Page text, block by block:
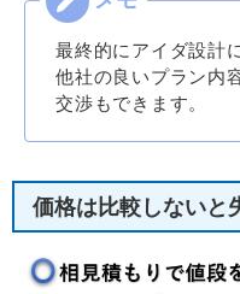
最終的にアイダ設計
他社の良いプラン内
交渉もできます。
価格は比較しないと